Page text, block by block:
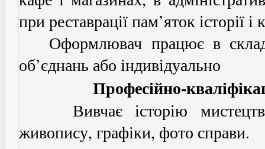
при реставрації пам’яток історії і
Оформлювач працює в
об’єднань або індивідуально
Професійно-
Вивчає історію
живопису, графіки, фото справи.